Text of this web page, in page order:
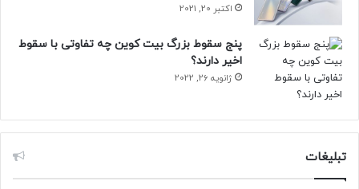
اکتبر 20, 2021
پنج سقوط بزرگ بیت کوین چه تفاوتی با سقوط
اخیر دارند؟
ژانویه 26, 2022
تبلیغات